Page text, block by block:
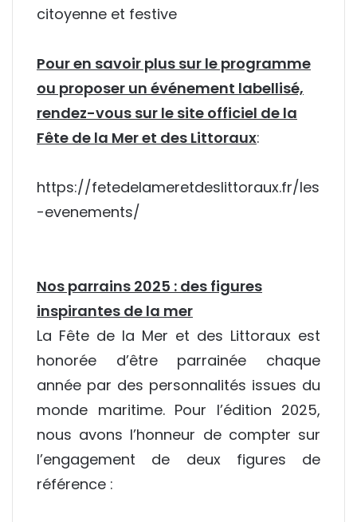
citoyenne et festive
Pour en savoir plus sur le programme
ou proposer un événement labellisé,
rendez-vous sur le site officiel de la
Fête de la Mer et des Littoraux:
https://fetedelameretdeslittoraux.fr/les
-evenements/
Nos parrains 2025 : des figures
inspirantes de la mer
La Fête de la Mer et des Littoraux est
honorée d’être parrainée chaque
année par des personnalités issues du
monde maritime. Pour l’édition 2025,
nous avons l’honneur de compter sur
l’engagement de deux figures de
référence :